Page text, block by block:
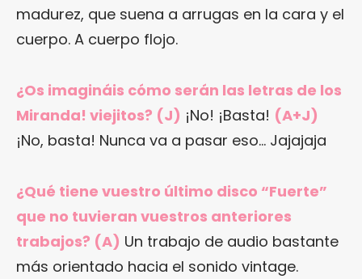
madurez, que suena a arrugas en la cara y el
cuerpo. A cuerpo flojo.
¿Os imagináis cómo serán las letras de los
Miranda! viejitos? (J) ¡No! ¡Basta! (A+J)
¡No, basta! Nunca va a pasar eso… Jajajaja
¿Qué tiene vuestro último disco “Fuerte”
que no tuvieran vuestros anteriores
trabajos? (A) Un trabajo de audio bastante
más orientado hacia el sonido vintage.